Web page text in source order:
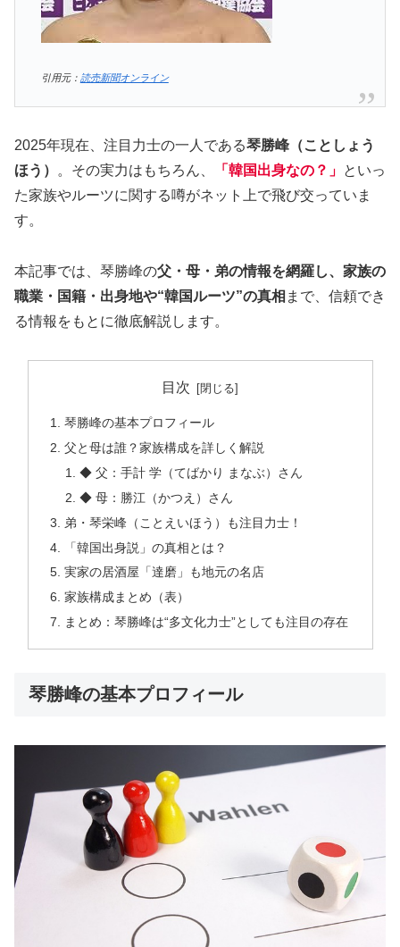
引用元： 読売新聞オンライン
2025年現在、注目力士の一人である琴勝峰（ことしょう
ほう）
。その実力はもちろん、 「韓国出身なの？」 といっ
た家族やルーツに関する噂がネット上で飛び交っていま
す。
本記事では、琴勝峰の父・母・弟の情報を網羅し、家族の
職業・国籍・出身地や“韓国ルーツ”の真相 まで、信頼でき
る情報をもとに徹底解説します。
目次
琴勝峰の基本プロフィール
父と母は誰？家族構成を詳しく解説
◆ 父：手計 学（てばかり まなぶ）さん
◆ 母：勝江（かつえ）さん
弟・琴栄峰（ことえいほう）も注目力士！
「韓国出身説」の真相とは？
実家の居酒屋「達磨」も地元の名店
家族構成まとめ（表）
まとめ：琴勝峰は“多文化力士”としても注目の存在
琴勝峰の基本プロフィール